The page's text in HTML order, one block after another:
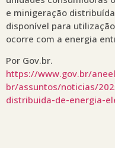
e minigeração
disponível para
ocorre com a energia
Por Gov.br.
https://www.gov.br/
br/assuntos/noticias/
distribuida-de-energia-